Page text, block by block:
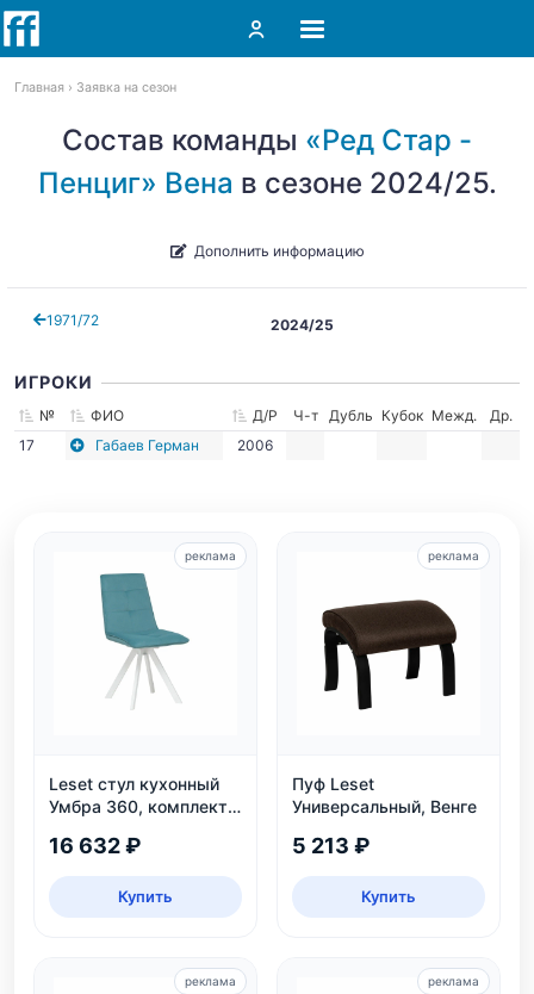
Главная Заявка на сезон
Состав команды «Ред Стар -
Пенциг» Вена в сезоне 2024/25.
Дополнить информацию
1971/72 2024/25
ИГРОКИ
№ ФИО Д/Р Ч-т Дубль Кубок Межд.
Др.
17
Габаев Герман 2006
Leset стул кухонный
Умбра 360, комплект
16 632 ₽
Купить
реклама
Пуф Leset
Универсальный, Венге
5 213 ₽
Купить
реклама
реклама реклама